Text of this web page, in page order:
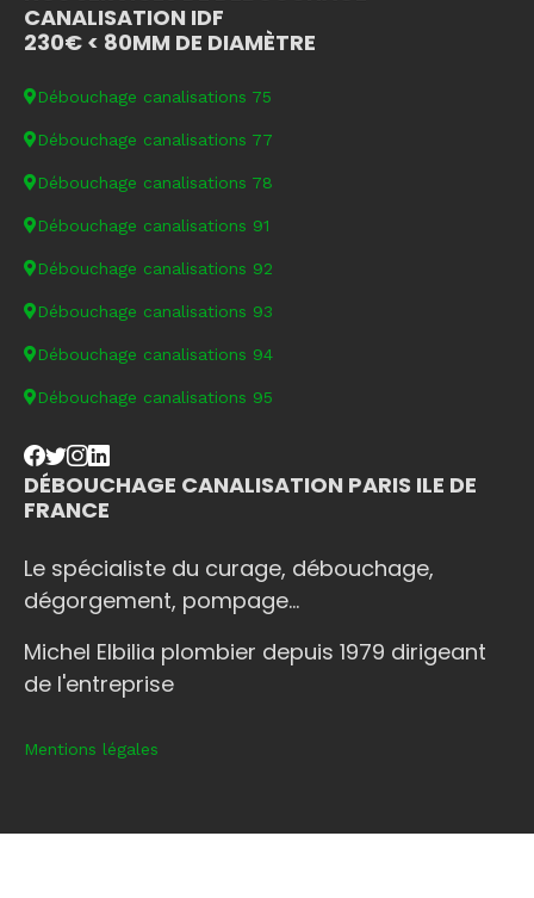
CANALISATION IDF
230€ < 80MM DE DIAMÈTRE
Débouchage canalisations 75
Débouchage canalisations 77
Débouchage canalisations 78
Débouchage canalisations 91
Débouchage canalisations 92
Débouchage canalisations 93
Débouchage canalisations 94
Débouchage canalisations 95
DÉBOUCHAGE CANALISATION PARIS ILE DE
FRANCE
Le spécialiste du curage, débouchage,
dégorgement, pompage...
Michel Elbilia plombier depuis 1979 dirigeant
de l'entreprise
Mentions légales